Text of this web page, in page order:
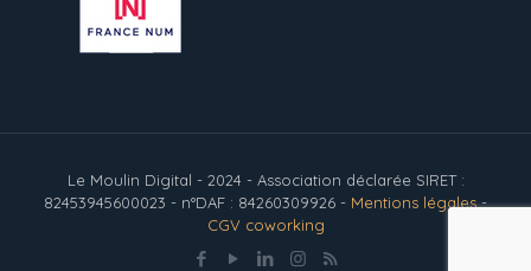
Le Moulin Digital - 2024 - Association déclarée SIRET :
82453945600023 - n°DAF : 84260309926 - Mentions légales-
CGV coworking